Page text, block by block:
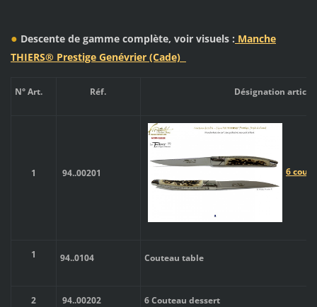
● Descente de gamme complète, voir visuels : Manche
THIERS® Prestige Genévrier (Cade)
N° Art. Réf. Désignation article
1 94..00201 6
1 94..0104 Couteau table
2 94..00202 6 Couteau dessert